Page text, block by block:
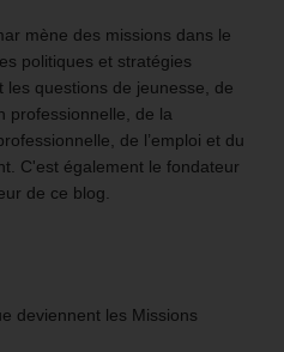
mène des missions dans le
politiques et stratégies
les questions de jeunesse, de
professionnelle, de la
de l’emploi et du
C'est également le fondateur
de ce blog.
deviennent les Missions